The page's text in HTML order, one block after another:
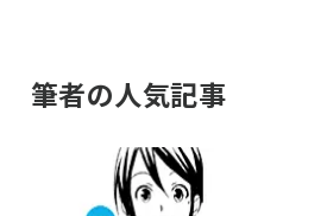
筆者の人気記事